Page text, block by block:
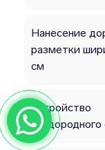
Нанесение
разметки
см
Устройство
плодородного